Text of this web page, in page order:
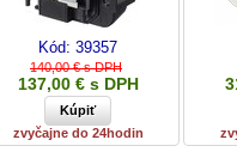
Kód: 39357
140,00 € s DPH
137,00 € s DPH
zvyčajne do 24hodin